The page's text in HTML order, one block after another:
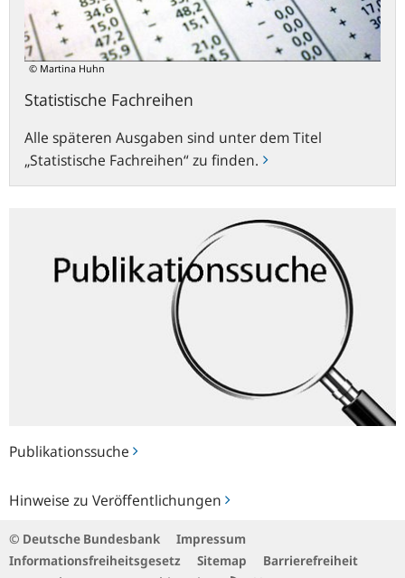
Publikationssuche
Hinweise zu Veröffentlichungen
zu
© Martina Huhn
Statistische Fachreihen
Alle späteren Ausgaben sind unter dem Titel
„Statistische Fachreihen“ zu finden.
© Deutsche Bundesbank
Impressum
Informationsfreiheitsgesetz
Sitemap
Barrierefreiheit